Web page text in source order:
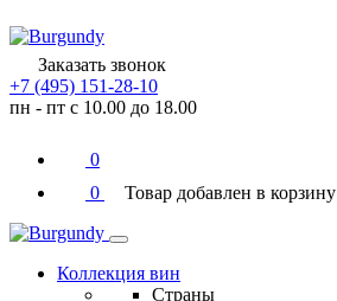
Заказать звонок
+7 (495) 151-28-10
пн - пт с 10.00 до 18.00
0
0
Товар добавлен в корзину
Коллекция вин
Страны